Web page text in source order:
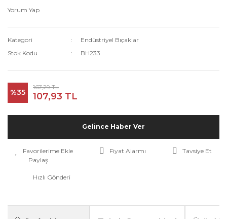
Yorum Yap
Kategori
Endüstriyel Bıçaklar
Stok Kodu
BH233
%35
167,29 TL
107,93 TL
Gelince Haber Ver
Fiyat Alarmı
Tavsiye Et
Paylaş
Hızlı Gönderi